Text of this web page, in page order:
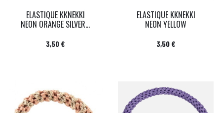
ELASTIQUE KKNEKKI
NEON ORANGE SILVER...
Prix
3,50 €
ELASTIQUE KKNEKKI
NEON YELLOW
Prix
3,50 €